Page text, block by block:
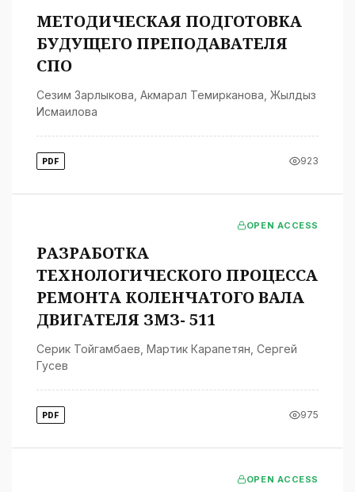
МЕТОДИЧЕСКАЯ ПОДГОТОВКА
БУДУЩЕГО ПРЕПОДАВАТЕЛЯ
СПО
Сезим Зарлыкова Акмарал Темирканова Жылдыз
Исмаилова
PDF 923
OPEN ACCESS
РАЗРАБОТКА
ТЕХНОЛОГИЧЕСКОГО ПРОЦЕССА
РЕМОНТА КОЛЕНЧАТОГО ВАЛА
ДВИГАТЕЛЯ ЗМЗ- 511
Серик Тойгамбаев Мартик Карапетян Сергей
Гусев
PDF 975
OPEN ACCESS